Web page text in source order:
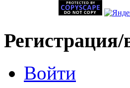
Регистрация/
Войти